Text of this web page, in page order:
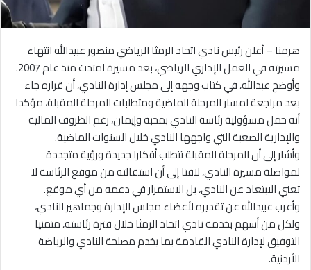
هرمنا – أعلن رئيس نادي اتحاد الرمثا الرياضي منصور عبيدالله انتهاء
مسيرته في العمل الإداري الرياضي، بعد مسيرة امتدت منذ عام 2007.
وأوضح عبدالله، في كتاب وجهه إلى مجلس إدارة النادي، أن قراره جاء
بعد مراجعة لمسار المرحلة الماضية ومتطلبات المرحلة المقبلة، مؤكدا
أنه حمل مسؤولية رئاسة النادي بمحبة وإيمان، رغم الظروف المالية
والإدارية الصعبة التي واجهها النادي خلال السنوات الماضية.
وأشار إلى أن المرحلة المقبلة تتطلب أفكارا جديدة ورؤية متجددة
لمواصلة مسيرة النادي، لافتا إلى أن استقالته من موقع الرئاسة لا
تعني الابتعاد عن النادي، بل الاستمرار في دعمه من أي موقع.
وأعرب عبيدالله عن تقديره لأعضاء مجلس الإدارة وجماهير النادي،
ولكل من أسهم بخدمة نادي اتحاد الرمثا خلال فترة رئاسته، متمنيا
التوفيق لإدارة النادي القادمة بما يخدم مصلحة النادي والرياضة
الأردنية.